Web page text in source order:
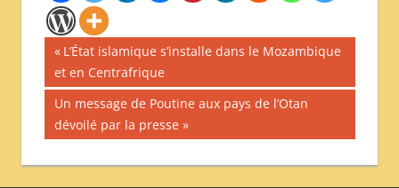
Navigation
de
l’article
Publication
précédente :
L’État islamique s’installe dans le Mozambique
et en Centrafrique
Publication
suivante :
Un message de Poutine aux pays de l’Otan
dévoilé par la presse